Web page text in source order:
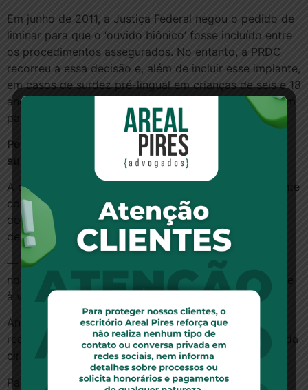
Em junho de 2011, a Justiça Federal negou o pedido de
liminar para que o ‘ouvido biônico’ fosse incluído entre
os procedimentos assegurados. No entanto, a PRDC
recorreu a essa decisão e, além de incluir esse implante,
em casos de surdez pré-lingual em crianças de seis e 18
anos, a cirurgia unilateral ou bilateral também entraram
para a lista.
Pesquisadores usam células-tronco para tratar
surdez
A desembargadora Marli Ferreira explica que o implante
coclear é de suma importância para a sobrevivência
dos pacientes, pois trará uma melhora geral na saúde
de pessoas com surdez pré-lingual bilateral.
— Negar o procedimento implica desrespeito às
normas constitucionais que garantem direito à saúde e
à vida.
Antes das novas resoluções, o procedimento era
realizado em apenas um dos ouvidos, já que o custo da
cirurgia era de aproximadamente R$ 150 mil.
Para ler essa matéria no site R7.com,clique aqui